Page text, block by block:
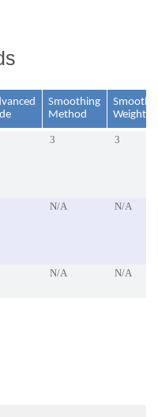
Smoothing
Method
3 3
N/A N/A
N/A N/A